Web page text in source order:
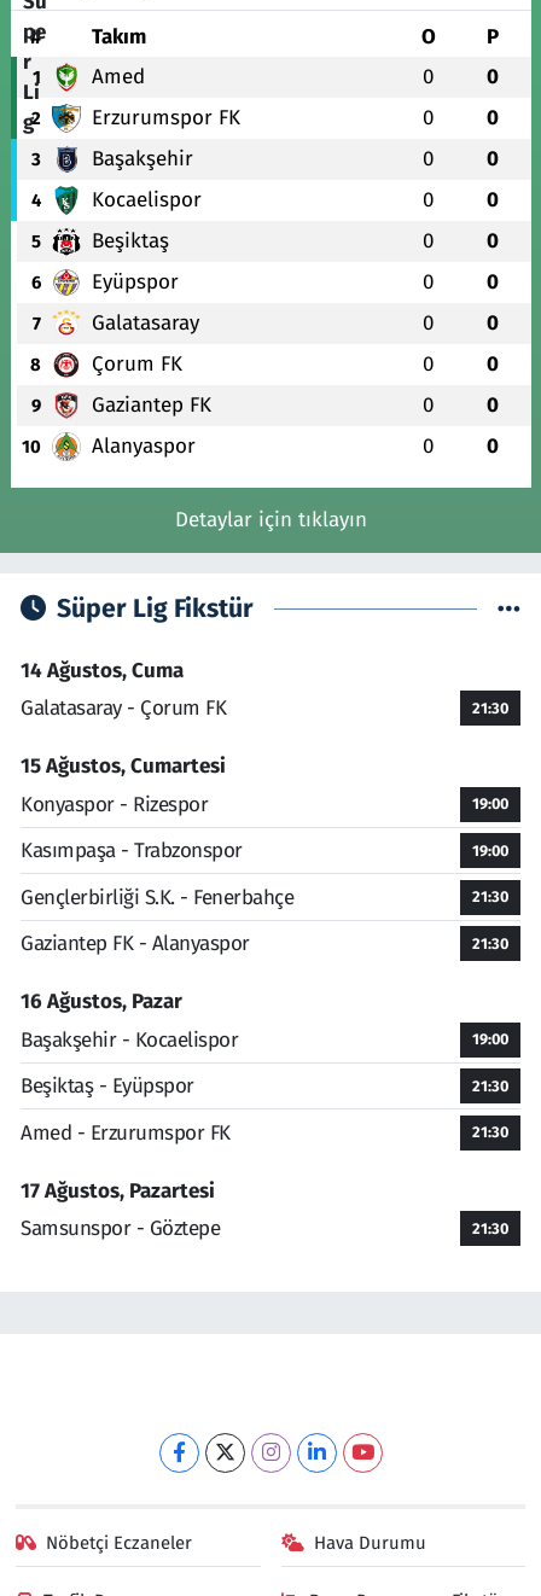
# Takım O P
1 Amed 0 0
2 Erzurumspor FK 0 0
3 Başakşehir 0 0
4 Kocaelispor 0 0
5 Beşiktaş 0 0
6 Eyüpspor 0 0
7 Galatasaray 0 0
8 Çorum FK 0 0
9 Gaziantep FK 0 0
10 Alanyaspor 0 0
Detaylar için tıklayın
Süper Lig Fikstür
14 Ağustos, Cuma
Galatasaray - Çorum FK
21:30
15 Ağustos, Cumartesi
Konyaspor - Rizespor
19:00
Kasımpaşa - Trabzonspor 19:00
Gençlerbirliği S.K. - Fenerbahçe 21:30
Gaziantep FK - Alanyaspor 21:30
16 Ağustos, Pazar
Başakşehir - Kocaelispor
19:00
Beşiktaş - Eyüpspor 21:30
Amed - Erzurumspor FK 21:30
17 Ağustos, Pazartesi
Samsunspor - Göztepe
21:30
Nöbetçi Eczaneler Hava Durumu